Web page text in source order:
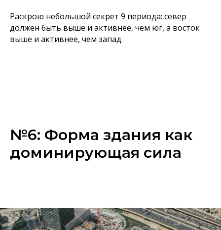
Раскрою небольшой секрет 9 периода: север
должен быть выше и активнее, чем юг, а восток
выше и активнее, чем запад.
№6: Форма здания как
доминирующая сила